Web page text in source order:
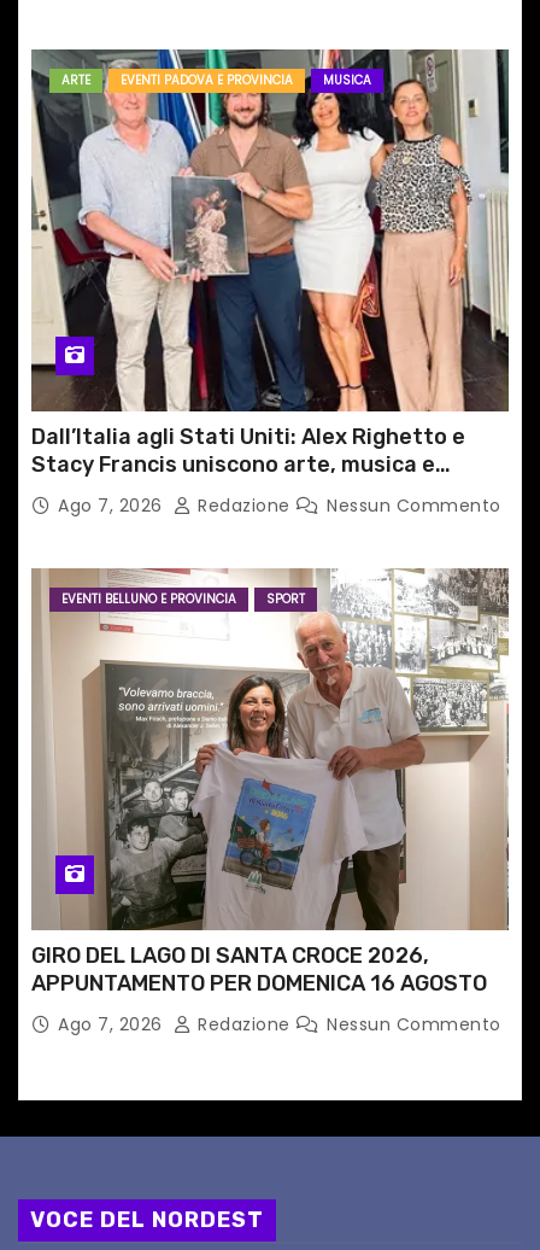
ARTE EVENTI PADOVA E PROVINCIA MUSICA
Dall’Italia agli Stati Uniti: Alex Righetto e
Stacy Francis uniscono arte, musica e
tecnologia in un nuovo progetto
internazionale”
Ago 7, 2026 Redazione Nessun Commento
EVENTI BELLUNO E PROVINCIA SPORT
GIRO DEL LAGO DI SANTA CROCE 2026,
APPUNTAMENTO PER DOMENICA 16 AGOSTO
Ago 7, 2026 Redazione Nessun Commento
VOCE DEL NORDEST